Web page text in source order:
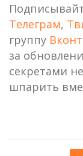
Телеграм,
группу
за
секретами
шпарить